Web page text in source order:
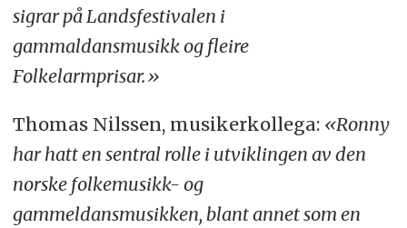
sigrar på Landsfestivalen i
gammaldansmusikk og fleire
Folkelarmprisar.»
Thomas Nilssen, musikerkollega: «Ronny
har hatt en sentral rolle i utviklingen av den
norske folkemusikk- og
gammeldansmusikken, blant annet som en